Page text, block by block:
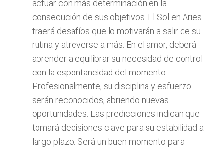
actuar con más determinación en la
consecución de sus objetivos. El Sol en Aries
traerá desafíos que lo motivarán a salir de su
rutina y atreverse a más. En el amor, deberá
aprender a equilibrar su necesidad de control
con la espontaneidad del momento.
Profesionalmente, su disciplina y esfuerzo
serán reconocidos, abriendo nuevas
oportunidades. Las predicciones indican que
tomará decisiones clave para su estabilidad a
largo plazo. Será un buen momento para